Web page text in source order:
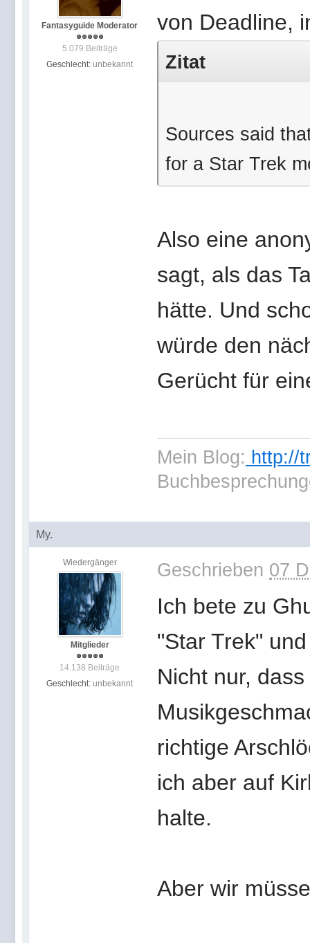
Fantasyguide Moderator
5.079 Beiträge
Geschlecht: unbekannt
von Deadline,
Zitat
Sources said
for a Star Trek
Also eine
sagt, als das
hätte. Und
würde den
Gerücht für
Mein Blog: http://
My.
Wiedergänger
Mitglieder
14.138 Beiträge
Geschlecht: unbekannt
Geschrieben 07
Ich bete zu
"Star Trek"
Nicht nur,
richtige
ich aber auf
halte.
Aber wir